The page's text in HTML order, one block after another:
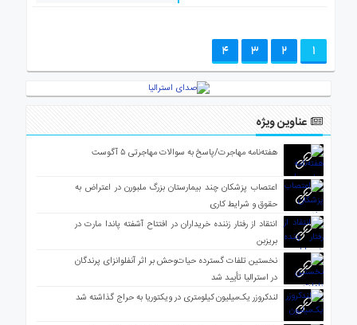
1
2
3
4
عناوین ویژه
هفته‌نامه مهاجرت/پاسخ به سوالات مهاجرتی ۵ آگوست
اعتصاب پزشکان چند بیمارستان بزرگ ملبورن در اعتراض به
حقوق و شرایط کاری
انتقاد از رفتار زننده خریداران در افتتاح آشفته پاندا مارت در
بریزبن
نخستین تلفات گسترده حیات‌وحش بر اثر آنفلوانزای پرندگان
در استرالیا تأیید شد
لندکروزر یک‌میلیون کیلومتری در ویکتوریا به حراج گذاشته شد